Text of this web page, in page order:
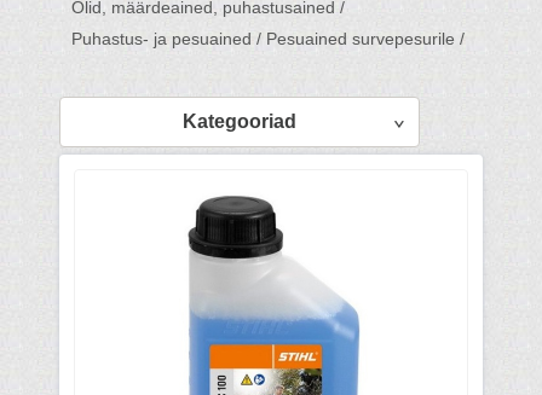
Õlid, määrdeained, puhastusained /
Puhastus- ja pesuained / Pesuained survepesurile /
Kategooriad